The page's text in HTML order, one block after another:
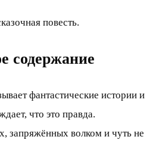
повесть.
содержание
фантастические истории и
что это правда.
запряжённых волком и чуть не